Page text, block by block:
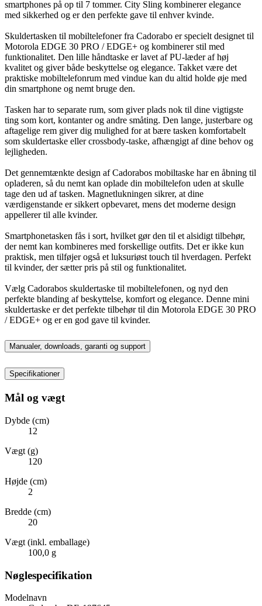
smartphones på op til 7 tommer. City Sling kombinerer elegance
med sikkerhed og er den perfekte gave til enhver kvinde.
Skuldertasken til mobiltelefoner fra Cadorabo er specielt designet til
Motorola EDGE 30 PRO / EDGE+ og kombinerer stil med
funktionalitet. Den lille håndtaske er lavet af PU-læder af høj
kvalitet og giver både beskyttelse og elegance. Takket være det
praktiske mobiltelefonrum med vindue kan du altid holde øje med
din smartphone og nemt bruge den.
Tasken har to separate rum, som giver plads nok til dine vigtigste
ting som kort, kontanter og andre småting. Den lange, justerbare og
aftagelige rem giver dig mulighed for at bære tasken komfortabelt
som skuldertaske eller crossbody-taske, afhængigt af dine behov og
lejligheden.
Det gennemtænkte design af Cadorabos mobiltaske har en åbning til
opladeren, så du nemt kan oplade din mobiltelefon uden at skulle
tage den ud af tasken. Magnetlukningen sikrer, at dine
værdigenstande er sikkert opbevaret, mens det moderne design
appellerer til alle kvinder.
Smartphonetasken fås i sort, hvilket gør den til et alsidigt tilbehør,
der nemt kan kombineres med forskellige outfits. Det er ikke kun
praktisk, men tilføjer også et luksuriøst touch til hverdagen. Perfekt
til kvinder, der sætter pris på stil og funktionalitet.
Vælg Cadorabos skuldertaske til mobiltelefonen, og nyd den
perfekte blanding af beskyttelse, komfort og elegance. Denne mini
skuldertaske er det perfekte tilbehør til din Motorola EDGE 30 PRO
/ EDGE+ og er en god gave til kvinder.
Manualer, downloads, garanti og support
Specifikationer
Mål og vægt
Dybde (cm)
12
Vægt (g)
120
Højde (cm)
2
Bredde (cm)
20
Vægt (inkl. emballage)
100,0 g
Nøglespecifikation
Modelnavn